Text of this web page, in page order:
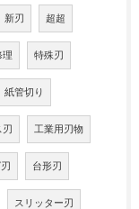
新刃 超超
理 特殊刃
紙管切り
工業用刃物
台形刃
スリッター刃